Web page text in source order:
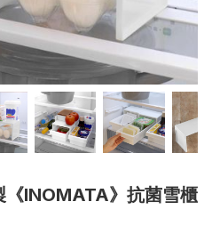
《INOMATA》抗菌雪櫃